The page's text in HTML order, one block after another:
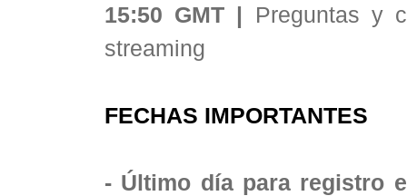
15:50 GMT | Preguntas y
streaming
FECHAS IMPORTANTES
- Último día para registro